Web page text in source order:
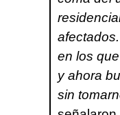
en los
y ahora
sin